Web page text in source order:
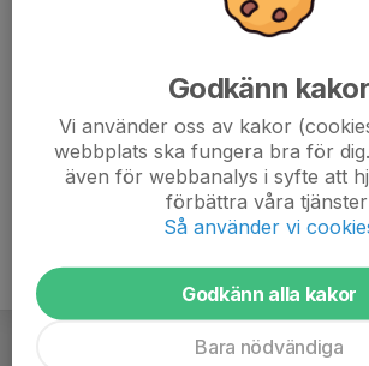
Godkänn kakor
Vi använder oss av kakor
webbplats ska fungera bra för
även för webbanalys i syfte att
förbättra våra
Så använder vi
Godkänn alla kakor
Bara nödvändiga